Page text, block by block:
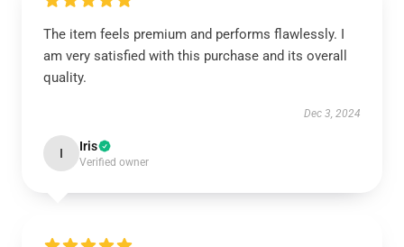
The item feels premium and performs flawlessly. I
am very satisfied with this purchase and its overall
quality.
Dec 3, 2024
I Iris
Verified owner